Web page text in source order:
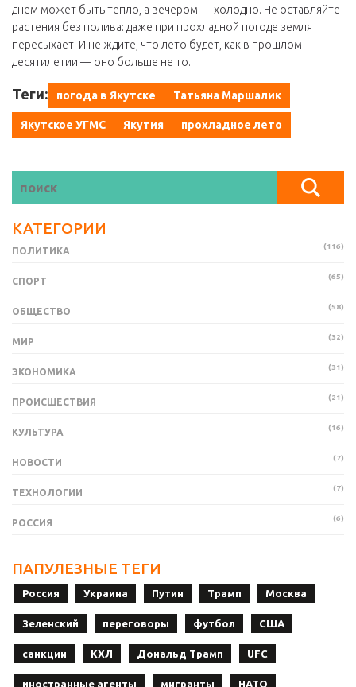
днём может быть тепло, а вечером — холодно. Не оставляйте
растения без полива: даже при прохладной погоде земля
пересыхает. И не ждите, что лето будет, как в прошлом
десятилетии — оно больше не то.
Теги: погода в Якутске Татьяна Маршалик
Якутское УГМС Якутия прохладное лето
КАТЕГОРИИ
ПОЛИТИКА (116)
СПОРТ (65)
ОБЩЕСТВО (58)
МИР (32)
ЭКОНОМИКА (31)
ПРОИСШЕСТВИЯ (21)
КУЛЬТУРА (16)
НОВОСТИ (7)
ТЕХНОЛОГИИ (7)
РОССИЯ (6)
ПАПУЛЕЗНЫЕ ТЕГИ
Россия Украина Путин Трамп Москва
Зеленский переговоры футбол США
санкции КХЛ Дональд Трамп UFC
иностранные агенты мигранты НАТО